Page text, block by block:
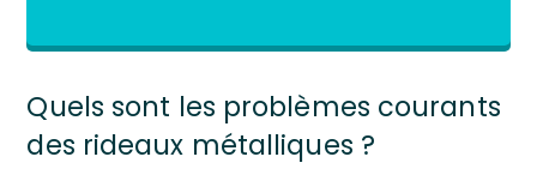
Quels sont les problèmes courants
des rideaux métalliques ?